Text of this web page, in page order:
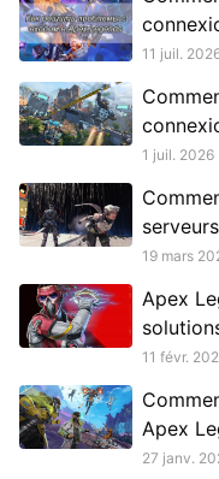
11 juil.
1 juil. 2026
19 mars
Apex
11 févr.
Apex
27 janv.